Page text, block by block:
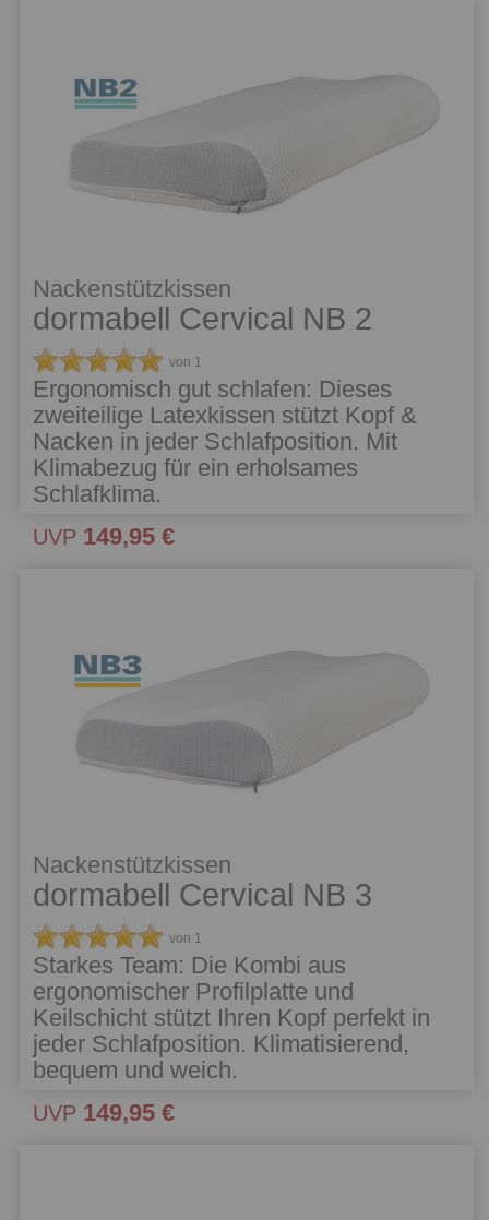
Nackenstützkissen
dormabell Cervical NB 2
von 1
Ergonomisch gut schlafen: Dieses
zweiteilige Latexkissen stützt Kopf &
Nacken in jeder Schlafposition. Mit
Klimabezug für ein erholsames
Schlafklima.
UVP 149,95 €
Nackenstützkissen
dormabell Cervical NB 3
von 1
Starkes Team: Die Kombi aus
ergonomischer Profilplatte und
Keilschicht stützt Ihren Kopf perfekt in
jeder Schlafposition. Klimatisierend,
bequem und weich.
UVP 149,95 €